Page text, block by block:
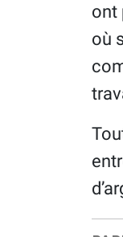
ont
où